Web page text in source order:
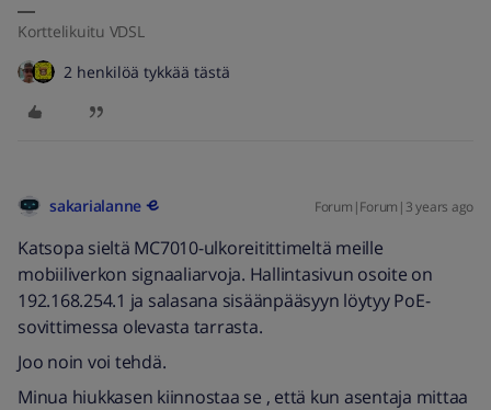
Korttelikuitu VDSL
2 henkilöä tykkää tästä
sakarialanne Forum|Forum|3 years ago
Katsopa sieltä MC7010-ulkoreitittimeltä meille
mobiiliverkon signaaliarvoja. Hallintasivun osoite on
192.168.254.1 ja salasana sisäänpääsyyn löytyy PoE-
sovittimessa olevasta tarrasta.
Joo noin voi tehdä.
Minua hiukkasen kiinnostaa se , että kun asentaja mittaa